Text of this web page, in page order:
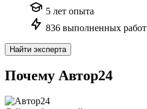
5 лет опыта
836 выполненных работ
Найти эксперта
Почему Автор24